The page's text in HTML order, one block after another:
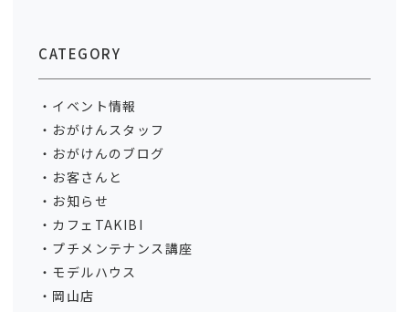
CATEGORY
イベント情報
おがけんスタッフ
おがけんのブログ
お客さんと
お知らせ
カフェTAKIBI
プチメンテナンス講座
モデルハウス
岡山店